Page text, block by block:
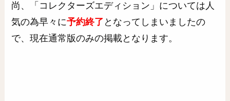
尚、「コレクターズエディション」については人
気の為早々に予約終了 となってしまいましたの
で、現在通常版のみの掲載となります。